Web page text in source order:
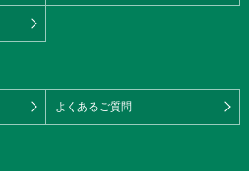
よくあるご質問